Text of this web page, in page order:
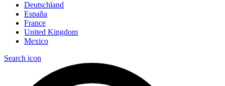
Deutschland
España
France
United Kingdom
Mexico
Search icon